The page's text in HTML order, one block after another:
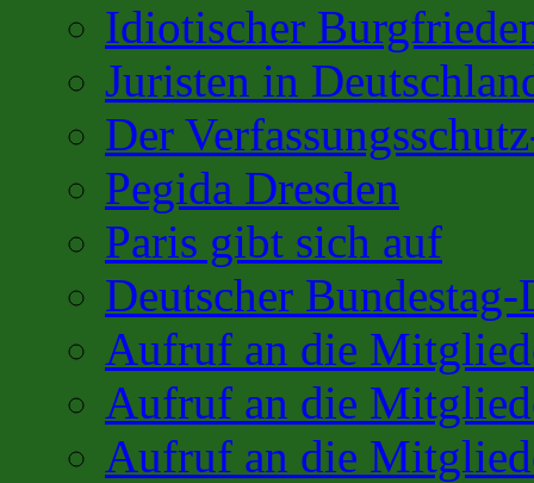
Idiotischer
Juristen in
Der
Pegida Dresden
Paris gibt sich auf
Deutscher Bundestag-
Aufruf an die
Aufruf an die
Aufruf an die